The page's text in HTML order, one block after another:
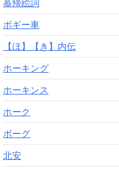
慕帰絵詞
ボギー車
【ほ】【き】内伝
ホーキング
ホーキンス
ホーク
ボーグ
北安